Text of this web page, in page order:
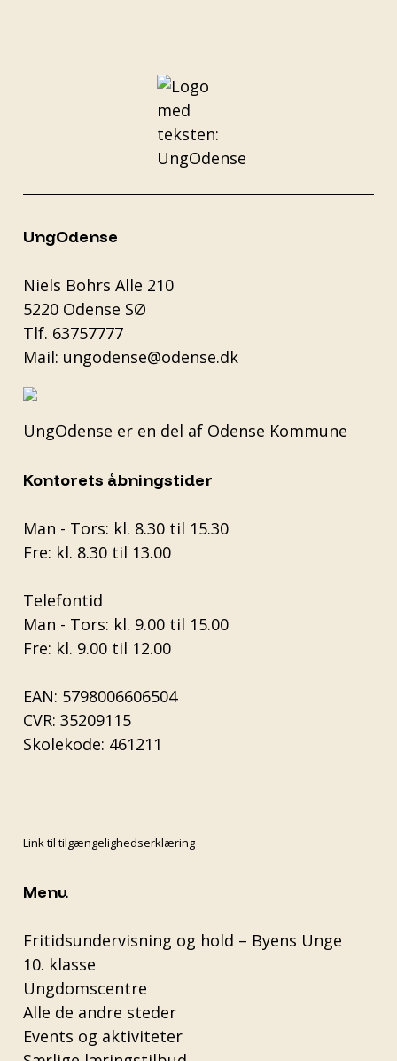
UngOdense
Niels Bohrs Alle 210
5220 Odense SØ
Tlf. 63757777
Mail: ungodense@odense.dk
UngOdense er en del af Odense Kommune
Kontorets åbningstider
Man - Tors: kl. 8.30 til 15.30
Fre: kl. 8.30 til 13.00
Telefontid
Man - Tors: kl. 9.00 til 15.00
Fre: kl. 9.00 til 12.00
EAN: 5798006606504
CVR: 35209115
Skolekode: 461211
Link til tilgængelighedserklæring
Menu
Fritidsundervisning og hold – Byens Unge
10. klasse
Ungdomscentre
Alle de andre steder
Events og aktiviteter